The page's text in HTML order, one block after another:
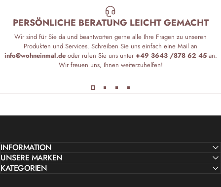
PERSÖNLICHE BERATUNG LEICHT GEMACHT
Wir sind für Sie da und beantworten gerne alle Ihre Fragen zu unseren
Produkten und Services. Schreiben Sie uns einfach eine Mail an
info@wohneinmal.deoder rufen Sie uns unter+49 3643 /878 62 45an.
Wir freuen uns, Ihnen weiterzuhelfen!
INFORMATION
UNSERE MARKEN
KATEGORIEN